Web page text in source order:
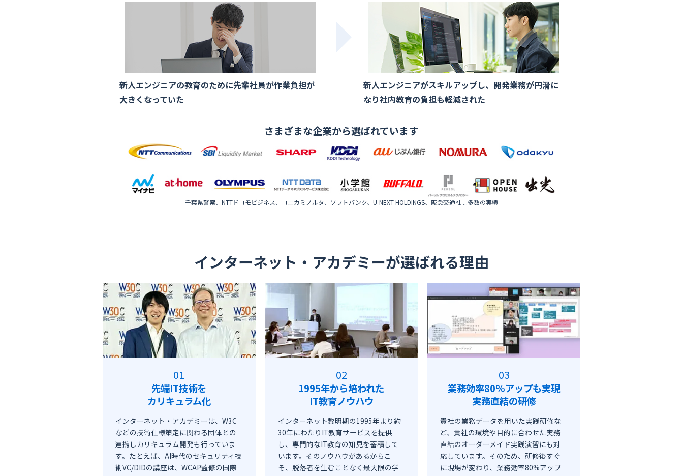
新人エンジニアの教育のために先輩社員が作業負担が
大きくなっていた
新人エンジニアがスキルアップし、開発業務が円滑に
なり社内教育の負担も軽減された
さまざまな企業から選ばれています
千葉県警察、NTTドコモビジネス、コニカミノルタ、ソフトバンク、U-NEXT HOLDINGS、阪急交通社 ...多数の実績
インターネット・アカデミーが選ばれる理由
先端IT技術を
カリキュラム化
インターネット・アカデミーは、W3C
などの技術仕様策定に関わる団体との
連携しカリキュラム開発も行っていま
す。たとえば、AI時代のセキュリティ技
術VC/DIDの講座は、WCAP監修の国際
1995年から培われた
IT教育ノウハウ
インターネット黎明期の1995年より約
30年にわたりIT教育サービスを提供
し、専門的なIT教育の知見を蓄積して
います。そのノウハウがあるからこ
そ、脱落者を生むことなく最大限の学
業務効率80%アップも実現
実務直結の研修
貴社の業務データを用いた実践研修な
ど、貴社の環境や目的に合わせた実務
直結のオーダーメイド実践演習にも対
応しています。そのため、研修後すぐ
に現場が変わり、業務効率80%アップ